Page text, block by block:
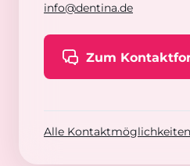
info@dentina.de
Zum
Alle Kontaktmöglichkeiten